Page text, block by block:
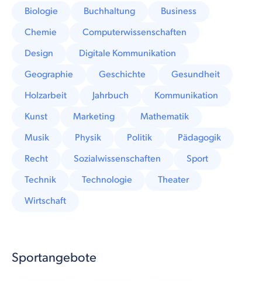
Biologie Buchhaltung
Business
Chemie
Computerwissenschaften
Design
Digitale Kommunikation
Geographie
Geschichte
Gesundheit
Holzarbeit
Jahrbuch
Kommunikation
Kunst
Marketing
Mathematik
Musik
Physik Politik
Pädagogik
Recht
Sozialwissenschaften
Sport
Technik
Technologie
Theater
Wirtschaft
Sportangebote